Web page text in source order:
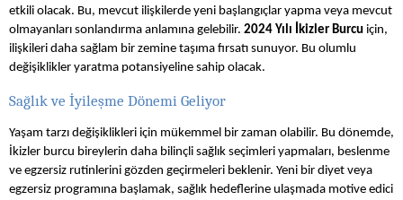
etkili olacak. Bu, mevcut ilişkilerde yeni başlangıçlar yapma veya mevcut
olmayanları sonlandırma anlamına gelebilir. 2024 Yılı İkizler Burcu için,
ilişkileri daha sağlam bir zemine taşıma fırsatı sunuyor. Bu olumlu
değişiklikler yaratma potansiyeline sahip olacak.
Sağlık ve İyileşme Dönemi Geliyor
Yaşam tarzı değişiklikleri için mükemmel bir zaman olabilir. Bu dönemde,
İkizler burcu bireylerin daha bilinçli sağlık seçimleri yapmaları, beslenme
ve egzersiz rutinlerini gözden geçirmeleri beklenir. Yeni bir diyet veya
egzersiz programına başlamak, sağlık hedeflerine ulaşmada motive edici